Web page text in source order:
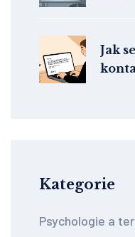
Jak
Kategorie
Psychologie a